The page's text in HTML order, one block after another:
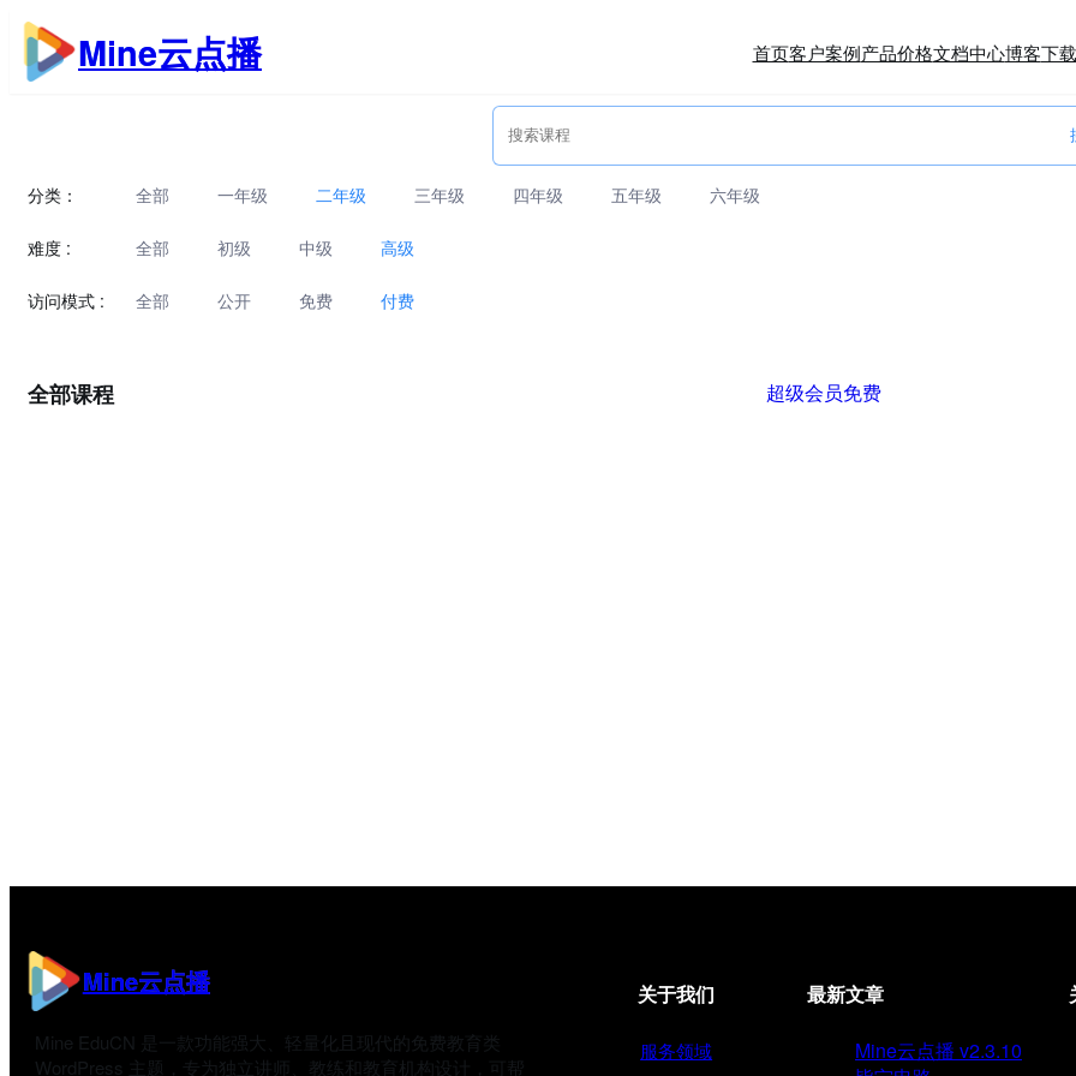
跳
至
内
Mine云点播 首页客户案例产品价格文档中心博客下载
分类： 全部 一年级 二年级 三年级 四年级 五年级 六年级
难度 : 全部 初级 中级 高级
访问模式 : 全部 公开 免费 付费
全部课程 超级会员免费
Mine云点播
Mine EduCN 是一款功能强大、轻量化且现代的免费教育类
WordPress 主题，专为独立讲师、教练和教育机构设计，可帮
关于我们
服务领域
最新文章
Mine云点播 v2.3.10